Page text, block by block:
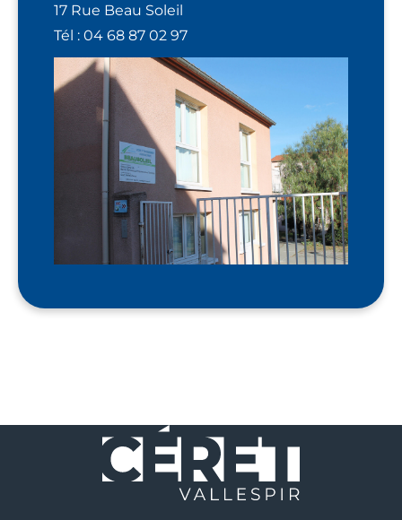
17 Rue Beau Soleil
Tél : 04 68 87 02 97